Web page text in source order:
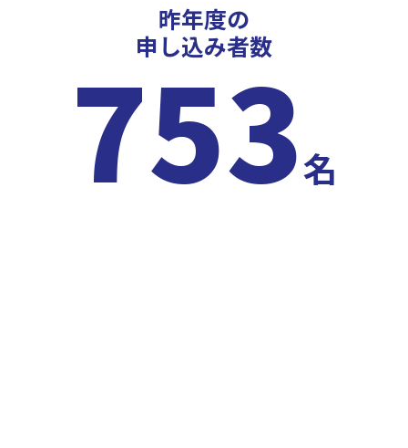
昨年度の
申し込み者数
753名